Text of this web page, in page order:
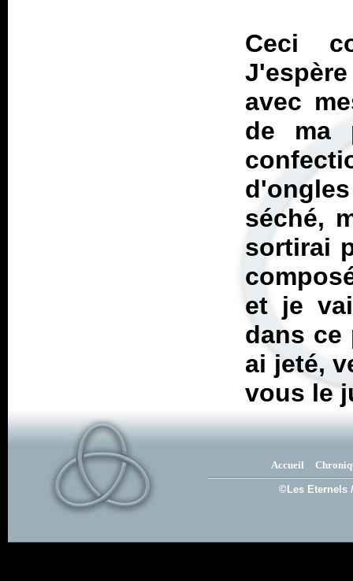
Ceci
avec
de ma
séché,
sortirai
et je
dans ce
ai jeté,
vous le
Accueil
©Les Eternels